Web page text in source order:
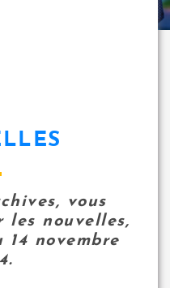
vous
les nouvelles,
14 novembre